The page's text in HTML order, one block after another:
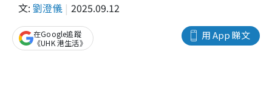
文: 劉澄儀 2025.09.12
用 App 睇文
在Google追蹤
《UHK 港生活》